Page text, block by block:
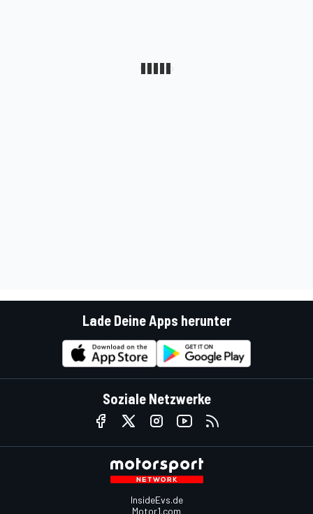
Lade Deine Apps herunter
Soziale Netzwerke
InsideEvs.de
Motor1.com